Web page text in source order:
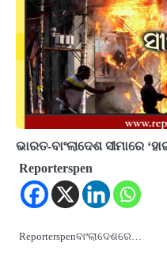
ଭାରତ-ବାଂଲାଦେଶ ସୀମାରେ
Reporterspen
Reporterspenବାଂଲାଦେଶରେ…